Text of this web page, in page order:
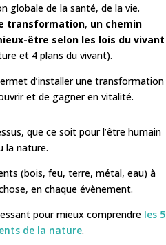
globale de la santé, de la vie.
transformation, un chemin
être selon les lois du vivant
et 4 plans du vivant).
d’installer une transformation
et de gagner en vitalité.
que ce soit pour l’être humain
la nature.
(bois, feu, terre, métal, eau) à
en chaque évènement.
pour mieux comprendre les 5
de la nature.